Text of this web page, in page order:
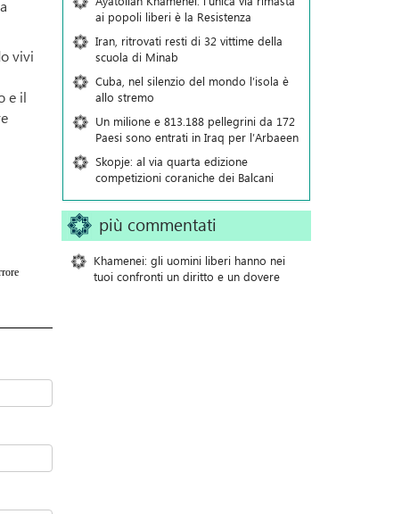
vivi
e il
ai popoli liberi è la Resistenza
Iran, ritrovati resti di 32 vittime della
scuola di Minab
Cuba, nel silenzio del mondo l’isola è
allo stremo
Un milione e 813.188 pellegrini da 172
Paesi sono entrati in Iraq per l’Arbaeen
Skopje: al via quarta edizione
competizioni coraniche dei Balcani
più commentati
Khamenei: gli uomini liberi hanno nei
tuoi confronti un diritto e un dovere